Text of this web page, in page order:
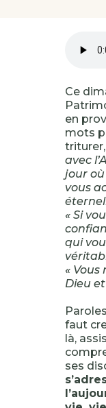
Ce
en
mots
avec
jour où
vous
« Si
qui
« Vous
Dieu et
faut
là,
ses